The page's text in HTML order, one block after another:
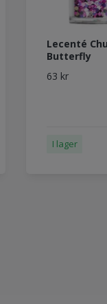
Lecenté
Butterfly
63 kr
I lager